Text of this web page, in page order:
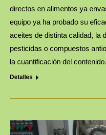
directos en alimentos ya
equipo ya ha probado su
aceites de distinta calidad, la
pesticidas o compuestos
la cuantificación del
Detalles